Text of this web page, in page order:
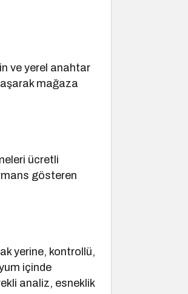
ve yerel anahtar
mağaza
ücretli
gösteren
yerine, kontrollü,
içinde
analiz, esneklik